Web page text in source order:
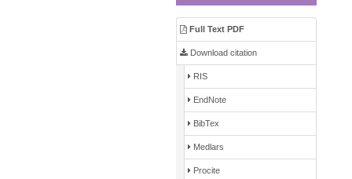
Full Text PDF
Download citation
RIS
EndNote
BibTex
Medlars
Procite